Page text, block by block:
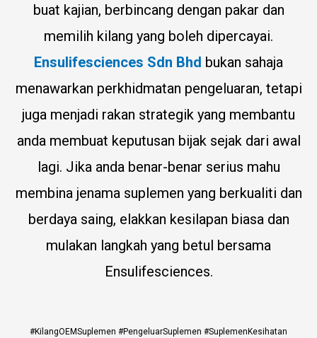
buat kajian, berbincang dengan pakar dan
memilih kilang yang boleh dipercayai.
Ensulifesciences Sdn Bhd bukan sahaja
menawarkan perkhidmatan pengeluaran, tetapi
juga menjadi rakan strategik yang membantu
anda membuat keputusan bijak sejak dari awal
lagi. Jika anda benar-benar serius mahu
membina jenama suplemen yang berkualiti dan
berdaya saing, elakkan kesilapan biasa dan
mulakan langkah yang betul bersama
Ensulifesciences.
#KilangOEMSuplemen #PengeluarSuplemen #SuplemenKesihatan